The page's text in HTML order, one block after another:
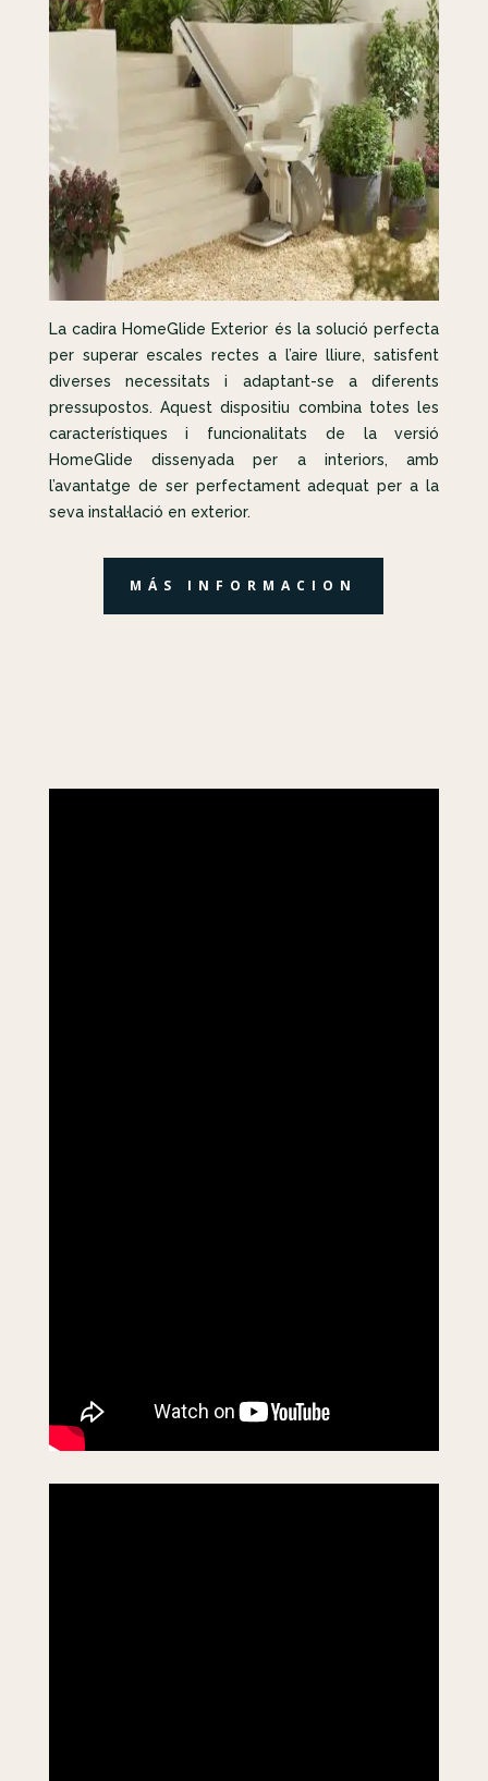
La cadira HomeGlide Exterior és la solució perfecta
per superar escales rectes a l’aire lliure, satisfent
diverses necessitats i adaptant-se a diferents
pressupostos. Aquest dispositiu combina totes les
característiques i funcionalitats de la versió
HomeGlide dissenyada per a interiors, amb
l’avantatge de ser perfectament adequat per a la
seva instal·lació en exterior.
MÁS INFORMACION